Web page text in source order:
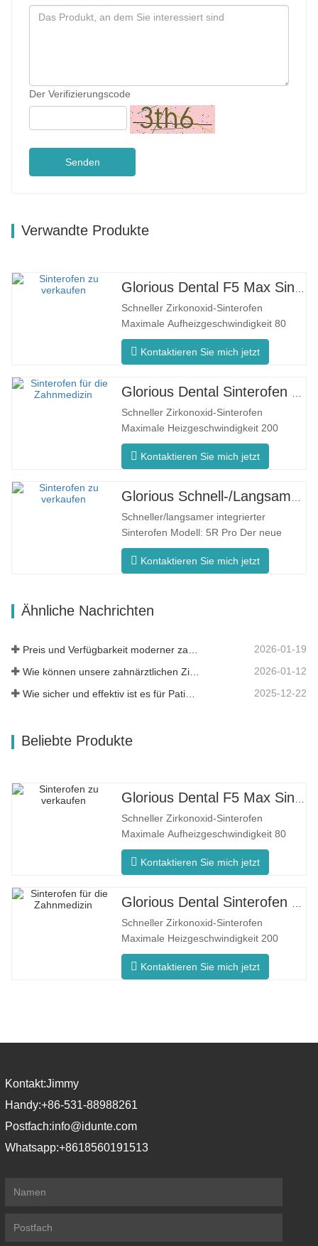
Der Verifizierungscode
Senden
Verwandte Produkte
Schneller Zirkonoxid-Sinterofen
Maximale Aufheizgeschwindigkeit 80
°C/min F5 Max Innovativer Prozess
Gleichmäßige Ofentemperatur Der F5
Aufheizrate von 80°C/Minute aus. Die
eine gleichmäßige Ofentemperatur und
konsistente…
Kontaktieren Sie mich jetzt
Schneller Zirkonoxid-Sinterofen
Maximale Heizgeschwindigkeit 200
°C/min F5 Pro Innovativer Prozess
Gleichmäßige Ofentemperatur Der F5
Aufheizrate von 200 °C/Minute aus. Die
360°-Umfangsheizung gewährleistet
eine gleichmäßige Ofentemperatur
und…
Kontaktieren Sie mich jetzt
Schneller/langsamer integrierter
Sinterofen Modell: 5R Pro Der neue
Dental-Sinterofen ist speziell für die
Zahnmedizin konzipiert und verfügt über
bietet Ihnen ein anderes Erlebnis.
Kontaktieren Sie mich jetzt
Ähnliche Nachrichten
2026-01-19
2026-01-12
Wie sicher und effektiv ist es für Patienten? 2025-12-22
Beliebte Produkte
Glorious Dental F5 Max Sinterofen
Schneller Zirkonoxid-Sinterofen
Maximale Aufheizgeschwindigkeit 80
°C/min F5 Max Innovativer Prozess
Gleichmäßige Ofentemperatur Der F5
Aufheizrate von 80°C/Minute aus. Die
eine gleichmäßige Ofentemperatur und
konsistente
Kontaktieren Sie mich jetzt
Glorious Dental Sinterofen F5 Pro
Schneller Zirkonoxid-Sinterofen
Maximale Heizgeschwindigkeit 200
°C/min F5 Pro Innovativer Prozess
Gleichmäßige Ofentemperatur Der F5
Kontaktieren Sie mich jetzt
Kontakt:Jimmy
Handy:+86-531-88988261
Postfach:info@idunte.com
Whatsapp:+8618560191513